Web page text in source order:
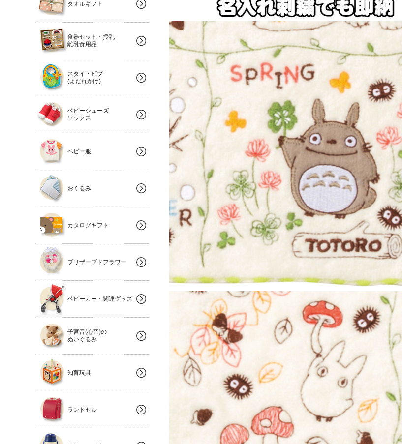
タオルギフト
食器セット・授乳
離乳食用品
スタイ・ビブ
(よだれかけ)
ベビーシューズ
ソックス
ベビー服
おくるみ
カタログギフト
プリザーブドフラワー
ベビーカー・関連グッズ
子宮音(心音)の
ぬいぐるみ
知育玩具
ランドセル